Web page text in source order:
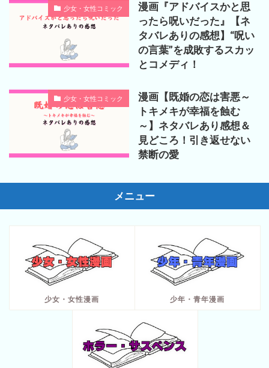
少女・女性コミック
漫画『アドバイスかと思
ったら呪いだった』【ネ
タバレありの感想】“呪い
の言葉”を成敗するスカッ
とコメディ！
少女・女性コミック
漫画【既婚の恋は害悪～
トキメキが幸福を蝕む
～】ネタバレあり感想＆
見どころ！引き返せない
禁断の愛
メニュー
少女・女性漫画 少年・青年漫画